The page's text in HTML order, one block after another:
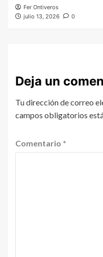
Fer Ontiveros
julio 13, 2026
0
Deja un
Tu dirección de correo
campos obligatorios
Comentario *